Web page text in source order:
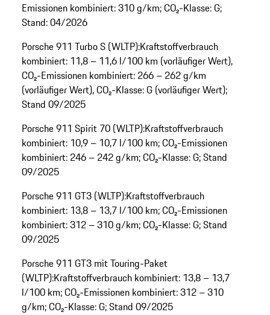
Emissionen kombiniert: 310 g/km; CO₂-Klasse: G;
Stand: 04/2026
Porsche 911 Turbo S (WLTP):Kraftstoffverbrauch
kombiniert: 11,8 – 11,6 l/100 km (vorläufiger Wert),
CO₂-Emissionen kombiniert: 266 – 262 g/km
(vorläufiger Wert), CO₂-Klasse: G (vorläufiger Wert);
Stand 09/2025
Porsche 911 Spirit 70 (WLTP):Kraftstoffverbrauch
kombiniert: 10,9 – 10,7 l/100 km; CO₂-Emissionen
kombiniert: 246 – 242 g/km; CO₂-Klasse: G; Stand
09/2025
Porsche 911 GT3 (WLTP):Kraftstoffverbrauch
kombiniert: 13,8 – 13,7 l/100 km; CO₂-Emissionen
kombiniert: 312 – 310 g/km; CO₂-Klasse: G; Stand
09/2025
Porsche 911 GT3 mit Touring-Paket
(WLTP):Kraftstoffverbrauch kombiniert: 13,8 – 13,7
l/100 km; CO₂-Emissionen kombiniert: 312 – 310
g/km; CO₂-Klasse: G; Stand 09/2025